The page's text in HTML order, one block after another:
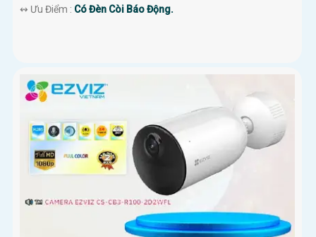
️↭ Ưu Điểm : Có Đèn Còi Báo Động.